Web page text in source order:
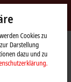
IO-Link-Box
Cookies zu
Darstellung
dazu und zu